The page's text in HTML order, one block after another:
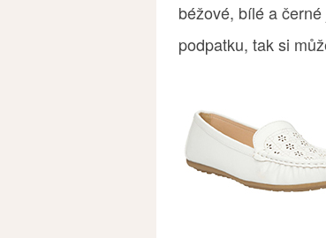
béžové, bílé a
podpatku, tak si